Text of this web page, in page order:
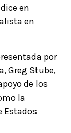
en
en
por
Greg Stube,
de los
la
Estados